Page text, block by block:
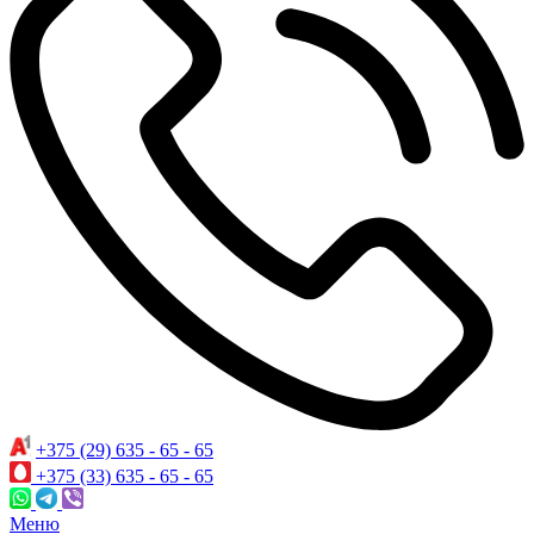
+375 (29) 635 - 65 - 65
+375 (33) 635 - 65 - 65
Меню